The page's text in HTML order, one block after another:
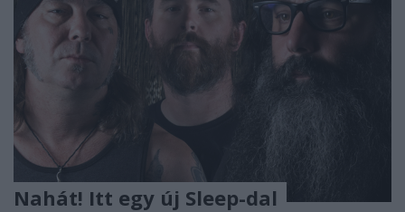
Nahát! Itt egy új Sleep-dal